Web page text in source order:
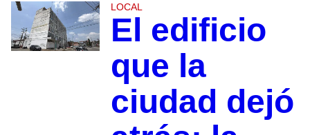
LOCAL
El edificio
que la
ciudad dejó